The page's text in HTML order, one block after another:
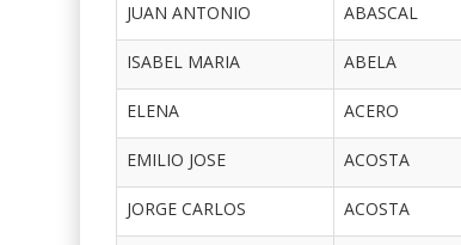
JUAN ANTONIO ABASCAL
ISABEL MARIA ABELA
ELENA ACERO
EMILIO JOSE ACOSTA
JORGE CARLOS ACOSTA